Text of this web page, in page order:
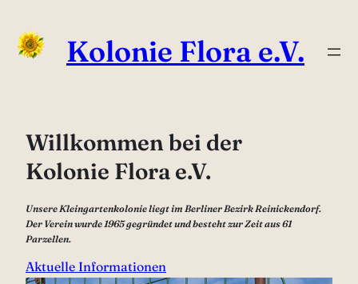
Inhalt
springen
Kolonie Flora e.V.
Willkommen bei der
Kolonie Flora e.V.
Unsere Kleingartenkolonie liegt im Berliner Bezirk Reinickendorf.
Der Verein wurde 1965 gegründet und besteht zur Zeit aus 61
Parzellen.
Aktuelle Informationen